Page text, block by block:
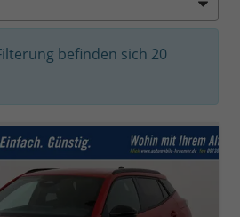
befinden sich 20